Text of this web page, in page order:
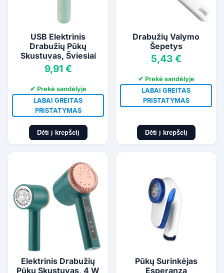
USB Elektrinis
Drabužių Pūkų
Skustuvas, Šviesiai
Žalias
9,91 €
✔ Prekė sandėlyje
LABAI GREITAS
PRISTATYMAS
Dėti į krepšelį
Drabužių Valymo
Šepetys
5,43 €
✔ Prekė sandėlyje
LABAI GREITAS
PRISTATYMAS
Dėti į krepšelį
Elektrinis Drabužių
Pūkų Skustuvas, 4 W
Pūkų Surinkėjas
Esperanza